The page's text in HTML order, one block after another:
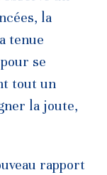
la
tenue
se
tout un
la joute,
rapport